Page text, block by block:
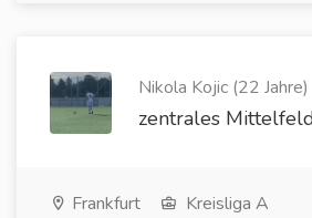
Nikola Kojic (22 Jahre)
zentrales
Frankfurt Kreisliga A